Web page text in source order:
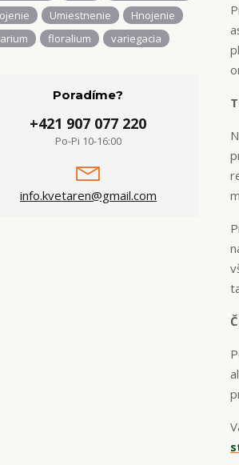
Umiestnenie
Hnojenie
floralium variegacia
Poradíme?
+421 907 077 220
Po-Pi 10-16:00
info.kvetaren@gmail.com